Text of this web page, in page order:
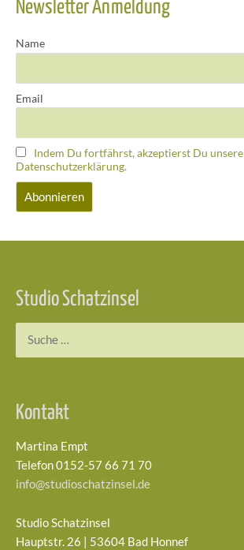
Newsletter Anmeldung
Name
Email
Indem Du fortfährst, akzeptierst Du unsere
Datenschutzerklärung.
Studio Schatzinsel
Kontakt
Martina Empt
Telefon 0152-57 66 71 70
info@studioschatzinsel.de
Studio Schatzinsel
Hauptstr. 26 | 53604 Bad Honnef